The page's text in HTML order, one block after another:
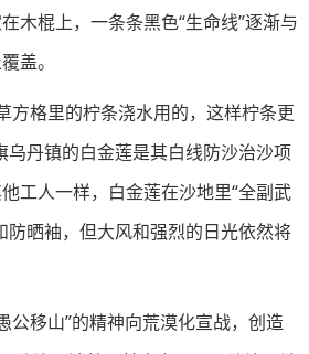
木棍上，一条条黑色“生命线”逐渐与
盖。
方格里的柠条浇水用的，这样柠条更
乌丹镇的白金莲是其白线防沙治沙项
工人一样，白金莲在沙地里“全副武
防晒袖，但大风和强烈的日光依然将
公移山”的精神向荒漠化宣战，创造